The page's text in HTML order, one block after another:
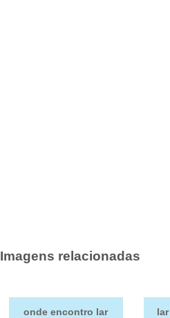
Imagens relacionadas
onde encontro lar